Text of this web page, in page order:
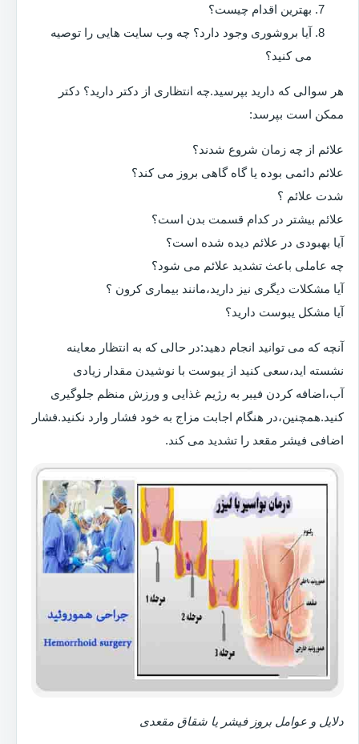
بهترین اقدام چیست؟
آیا بروشوری وجود دارد؟ چه وب سایت هایی را توصیه
می کنید؟
هر سوالی که دارید بپرسید.چه انتظاری از دکتر دارید؟ دکتر
ممکن است بپرسد:
علائم از چه زمان شروع شدند؟
علائم دائمی بوده یا گاه گاهی بروز می کند؟
شدت علائم ؟
علائم بیشتر در کدام قسمت بدن است؟
آیا بهبودی در علائم دیده شده است؟
چه عاملی باعث تشدید علائم می شود؟
آیا مشکلات دیگری نیز دارید،مانند بیماری کرون ؟
آیا مشکل یبوست دارید؟
آنچه که می توانید انجام دهید:در حالی که به انتظار معاینه
نشسته اید،سعی کنید از یبوست با نوشیدن مقدار زیادی
آب،اضافه کردن فیبر به رژیم غذایی و ورزش منظم جلوگیری
کنید.همچنین،در هنگام اجابت مزاج به خود فشار وارد نکنید.فشار
اضافی فیشر مقعد را تشدید می کند.
دلایل و عوامل بروز فیشر یا شقاق مقعدی